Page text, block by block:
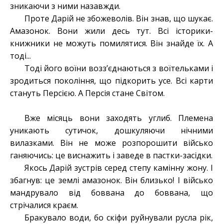
зникаючи з ними назавжди.
Проте Дарій не збожеволів. Він знав, що шукає.
Амазонок. Вони жили десь тут. Всі історики-
книжники не можуть помилятися. Він знайде їх. А
тоді...
Тоді його воїни возз’єднаються з воїтельками і
зродиться покоління, що підкорить усе. Всі карти
стануть Персією. А Персія стане Світом.
Вже місяць вони заходять углиб. Племена
уникають сутичок, дошкуляючи нічними
вилазками. Він не може розпорошити військо
ганяючись: це виснажить і заведе в пастки-засідки.
Якось Дарій зустрів серед степу камінну жону. І
збагнув: це землі амазонок. Він близько! І військо
мандрувало від боввана до боввана, що
стрічалися краєм.
Бракувало води, бо скіфи руйнували русла рік,